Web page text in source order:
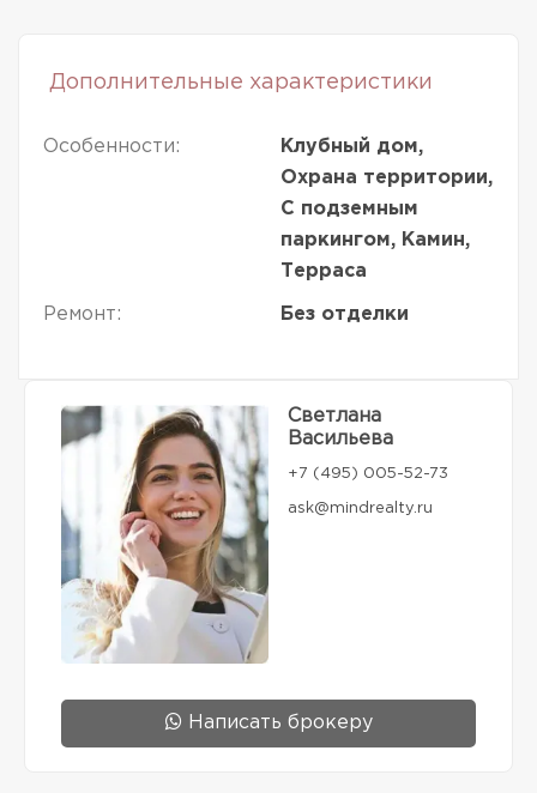
Дополнительные характеристики
Особенности:
Клубный дом,
Охрана территории,
С подземным
паркингом, Камин,
Терраса
Ремонт: Без отделки
Светлана
Васильева
+7 (495) 005-52-73
ask@mindrealty.ru
Написать брокеру